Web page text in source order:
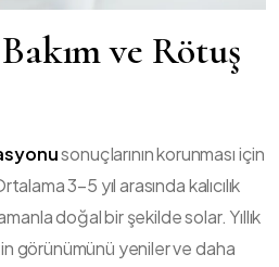
ve Rötuş
sonuçlarının korunması için
3–5 yıl arasında kalıcılık
doğal bir şekilde solar. Yıllık
görünümünü yeniler ve daha